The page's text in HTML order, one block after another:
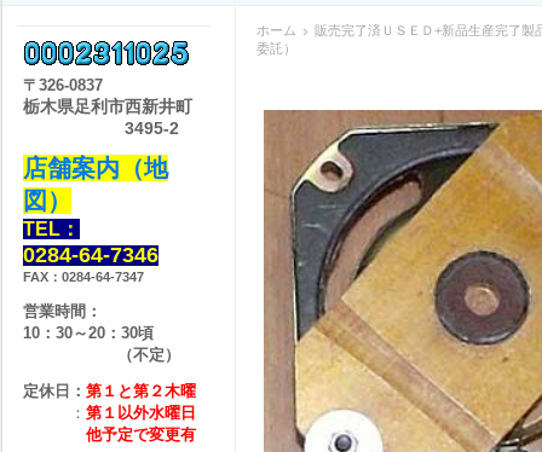
ホーム
販売完了済ＵＳＥＤ+新品生産完了製
委託）
〒 326-0837
栃木県足利市西新井町
3495-2
店舗案内（地
図）
TEL：
0284-64-7346
FAX：0284-64-7347
営業時間：
10：30～20：30頃
（不定）
定休日： 第１と第２木曜
： 第１以外水曜日
他予定で変更有